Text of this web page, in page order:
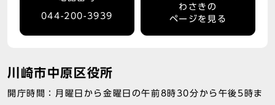
044-200-3939
わさきの
ページを見る
川崎市中原区役所
開庁時間：月曜日から金曜日の午前8時30分から午後5時ま